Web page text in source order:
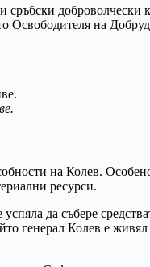
сръбски доброволчески
Освободителя на
на Колев.
ресурси.
да събере
генерал Колев е